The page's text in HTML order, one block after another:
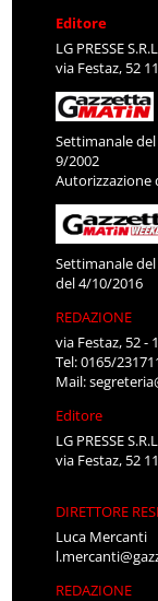
Editore
LG PRESSE
via Festaz, 52
Settimanale
9/2002
Autorizzazione
Settimanale
del 4/10/2016
REDAZIONE
via Festaz, 52 -
Tel: 0165/
Mail:
Editore
LG PRESSE
via Festaz, 52
DIRETTORE
Luca Mercanti
REDAZIONE